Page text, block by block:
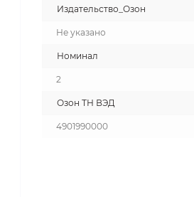
Издательство_Озон
Не указано
Номинал
2
Озон ТН ВЭД
4901990000